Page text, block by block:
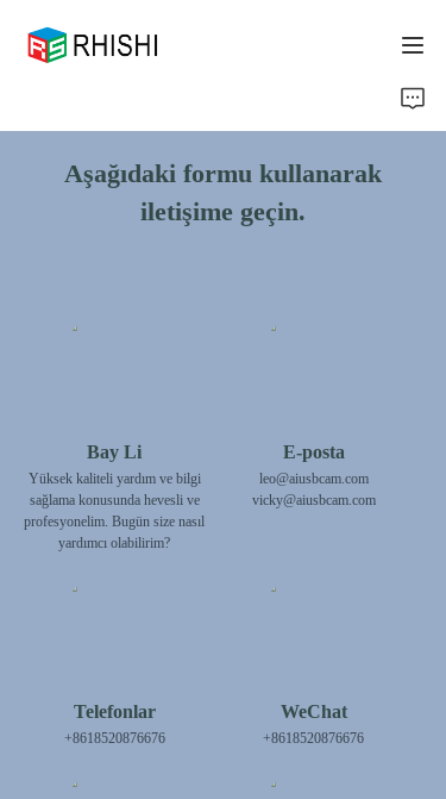
Aşağıdaki formu kullanarak
iletişime geçin.
Bay Li
Yüksek kaliteli yardım ve bilgi
sağlama konusunda hevesli ve
profesyonelim. Bugün size nasıl
yardımcı olabilirim?
E-posta
leo@aiusbcam.com
vicky@aiusbcam.com
Telefonlar
+8618520876676
WeChat
+8618520876676
Products